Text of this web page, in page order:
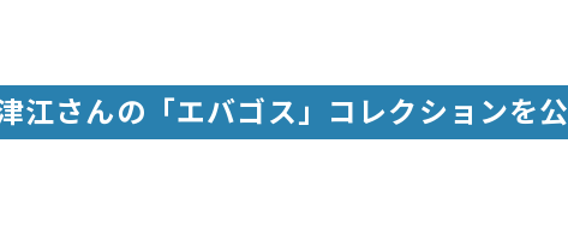
江さんの「エバゴス」コレクションを公